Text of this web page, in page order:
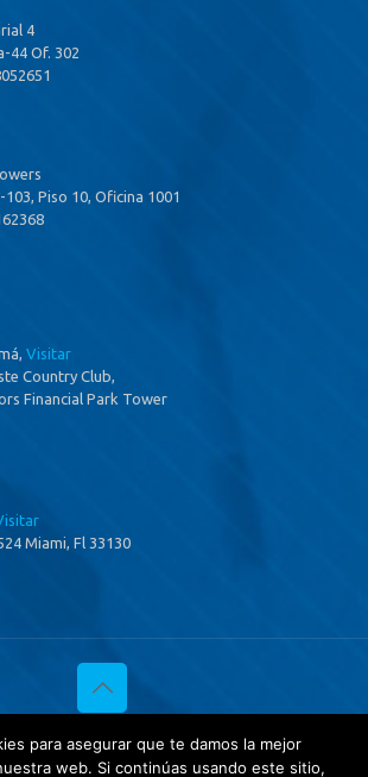
4
44 Of. 302
103, Piso 10, Oficina 1001
Visitar
Country Club,
Financial Park Tower
Miami, Fl 33130
Estratégicas & Asociados. All Rights
Reserved
para asegurar que te damos la mejor
web. Si continúas usando este sitio,